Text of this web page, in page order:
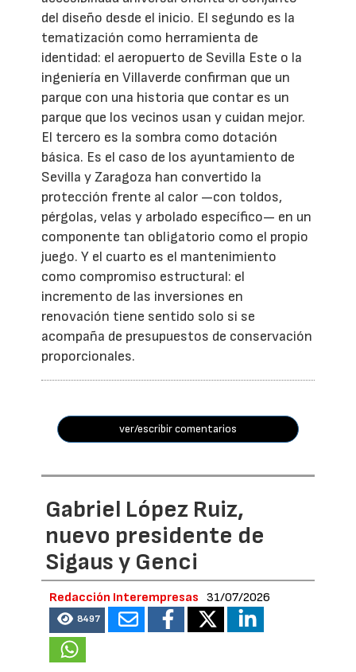
del diseño desde el inicio. El segundo es la
tematización como herramienta de
identidad: el aeropuerto de Sevilla Este o la
ingeniería en Villaverde confirman que un
parque con una historia que contar es un
parque que los vecinos usan y cuidan mejor.
El tercero es la sombra como dotación
básica. Es el caso de los ayuntamiento de
Sevilla y Zaragoza han convertido la
protección frente al calor —con toldos,
pérgolas, velas y arbolado específico— en un
componente tan obligatorio como el propio
juego. Y el cuarto es el mantenimiento
como compromiso estructural: el
incremento de las inversiones en
renovación tiene sentido solo si se
acompaña de presupuestos de conservación
proporcionales.
ver/escribir comentarios
Gabriel López Ruiz,
nuevo presidente de
Sigaus y Genci
Redacción Interempresas 31/07/2026
8497